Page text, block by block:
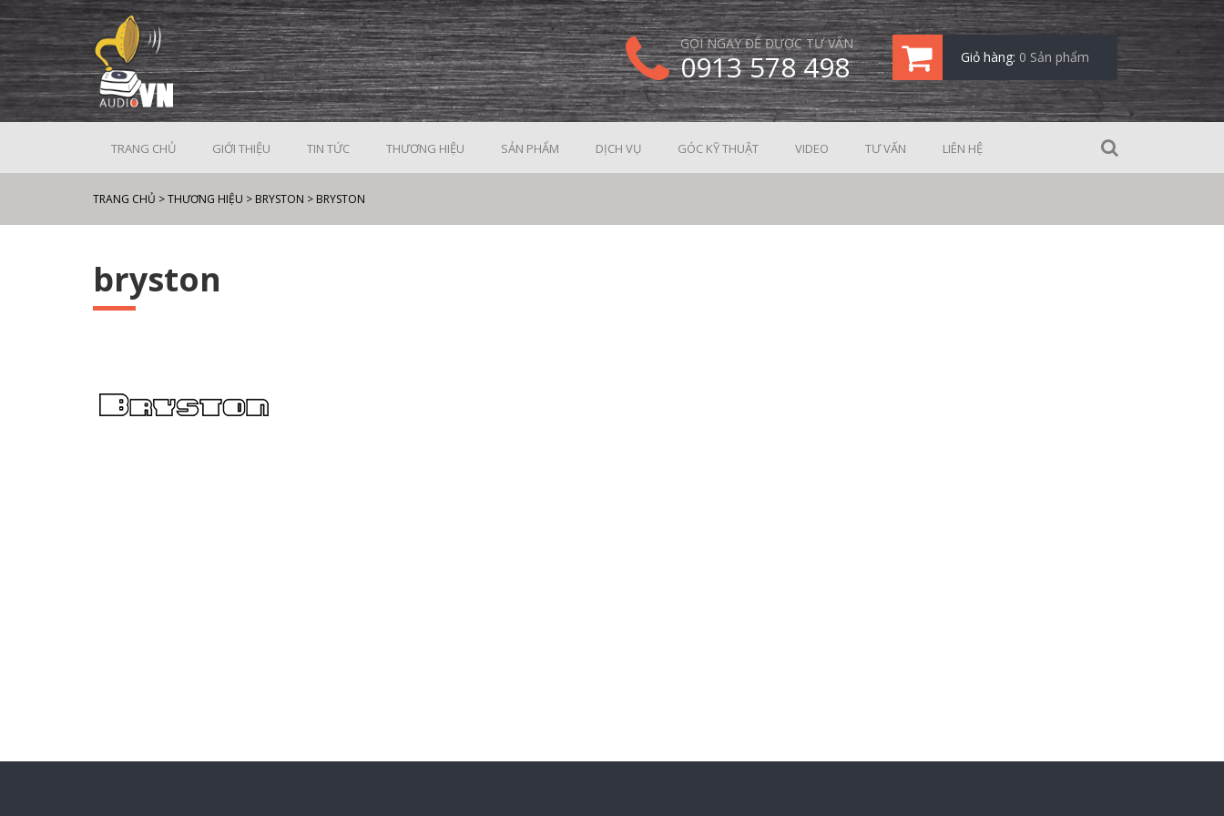
GỌI NGAY ĐỂ ĐƯỢC TƯ VẤN
0913 578 498 Giỏ hàng: 0 Sản phẩm
TRANG CHỦ GIỚI THIỆU TIN TỨC THƯƠNG HIỆU SẢN PHẨM DỊCH VỤ GÓC KỸ THUẬT VIDEO TƯ VẤN LIÊN HỆ
TRANG CHỦ >THƯƠNG HIỆU > BRYSTON > BRYSTON
bryston